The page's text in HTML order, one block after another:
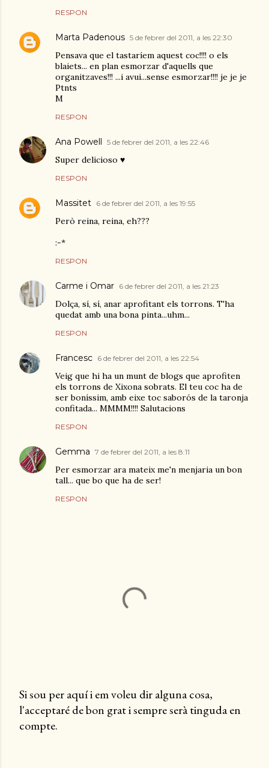
RESPON
Marta Padenous 5 de febrer del 2011, a les 22:30
Pensava que el tastaríem aquest coc!!!! o els
blaiets... en plan esmorzar d'aquells que
organitzaves!!! ...i avui...sense esmorzar!!!! je je je
Ptnts
M
RESPON
Ana Powell 5 de febrer del 2011, a les 22:46
Super delicioso ♥
RESPON
Massitet 6 de febrer del 2011, a les 19:55
Però reina, reina, eh???
:-*
RESPON
Carme i Omar 6 de febrer del 2011, a les 21:23
Dolça, sí, sí, anar aprofitant els torrons. T'ha
quedat amb una bona pinta...uhm...
RESPON
Francesc 6 de febrer del 2011, a les 22:54
Veig que hi ha un munt de blogs que aprofiten
els torrons de Xixona sobrats. El teu coc ha de
ser boníssim, amb eixe toc saborós de la taronja
confitada... MMMM!!!! Salutacions
RESPON
Gemma 7 de febrer del 2011, a les 8:11
Per esmorzar ara mateix me'n menjaria un bon
tall... que bo que ha de ser!
RESPON
P
u
Si sou per aquí i em voleu dir alguna cosa,
l'acceptaré de bon grat i sempre serà tinguda en
compte.